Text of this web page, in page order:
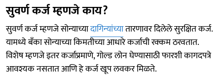
सुवर्ण कर्ज म्हणजे काय?
सुवर्ण कर्ज म्हणजे सोन्याच्यादागिन्यांच्यातारणावर दिलेले सुरक्षित कर्ज.
यामध्ये बँका सोन्याच्या किमतीच्या आधारे कर्जाची रक्कम ठरवतात.
विशेष म्हणजे इतर कर्जाप्रमाणे, गोल्ड लोन घेण्यासाठी फारशी कागदपत्रे
आवश्यक नसतात आणि हे कर्ज खूप लवकर मिळते.